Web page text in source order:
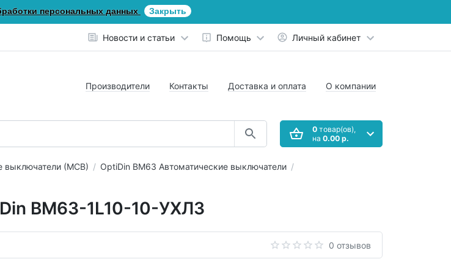
персональных данных Закрыть
Новости и статьи Помощь Личный кабинет
Производители Контакты Доставка и оплата О компании
0товар(ов),
на 0.00 р.
выключатели (МСВ)
OptiDin ВМ63 Автоматические выключатели
BM63-1L10-10-УХЛ3
0 отзывов